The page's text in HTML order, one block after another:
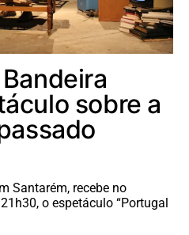
sobre a
Santarém, recebe no
o espetáculo “Portugal